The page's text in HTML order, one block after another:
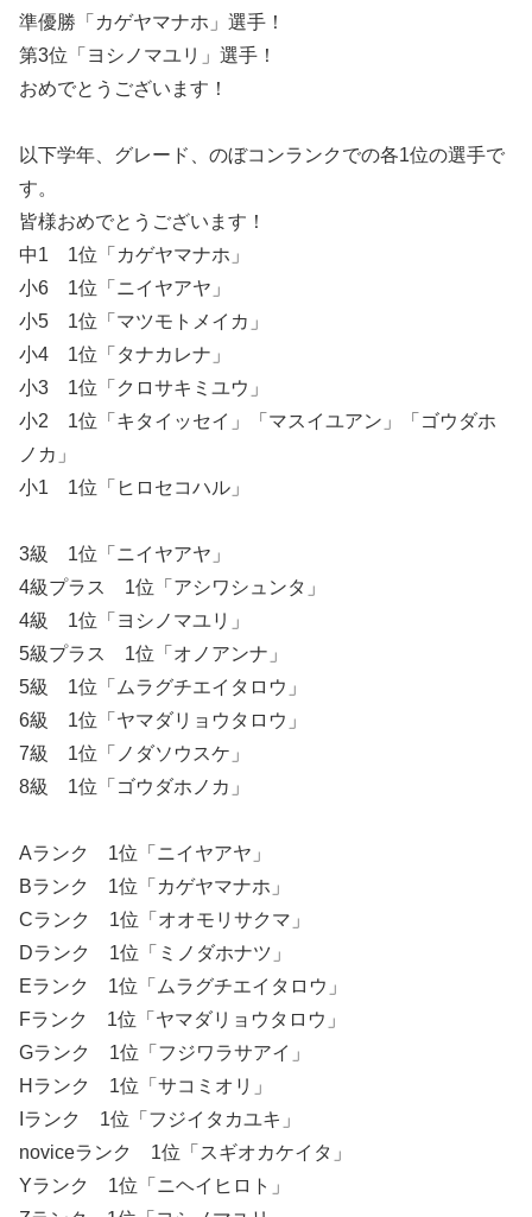
準優勝「カゲヤマナホ」選手！
第3位「ヨシノマユリ」選手！
おめでとうございます！
以下学年、グレード、のぼコンランクでの各1位の選手で
す。
皆様おめでとうございます！
中1 1位「カゲヤマナホ」
小6 1位「ニイヤアヤ」
小5 1位「マツモトメイカ」
小4 1位「タナカレナ」
小3 1位「クロサキミユウ」
小2 1位「キタイッセイ」「マスイユアン」「ゴウダホ
ノカ」
小1 1位「ヒロセコハル」
3級 1位「ニイヤアヤ」
4級プラス 1位「アシワシュンタ」
4級 1位「ヨシノマユリ」
5級プラス 1位「オノアンナ」
5級 1位「ムラグチエイタロウ」
6級 1位「ヤマダリョウタロウ」
7級 1位「ノダソウスケ」
8級 1位「ゴウダホノカ」
Aランク 1位「ニイヤアヤ」
Bランク 1位「カゲヤマナホ」
Cランク 1位「オオモリサクマ」
Dランク 1位「ミノダホナツ」
Eランク 1位「ムラグチエイタロウ」
Fランク 1位「ヤマダリョウタロウ」
Gランク 1位「フジワラサアイ」
Hランク 1位「サコミオリ」
Iランク 1位「フジイタカユキ」
noviceランク 1位「スギオカケイタ」
Yランク 1位「ニヘイヒロト」